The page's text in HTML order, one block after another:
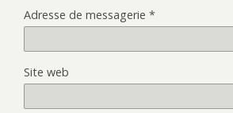
Adresse de messagerie *
Site web